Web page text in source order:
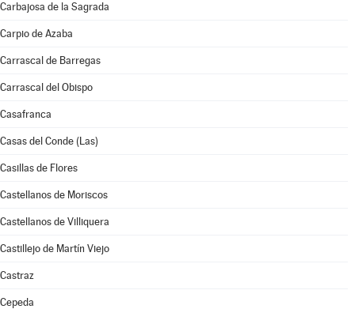
Carbajosa de la Sagrada
Carpio de Azaba
Carrascal de Barregas
Carrascal del Obispo
Casafranca
Casas del Conde (Las)
Casillas de Flores
Castellanos de Moriscos
Castellanos de Villiquera
Castillejo de Martín Viejo
Castraz
Cepeda